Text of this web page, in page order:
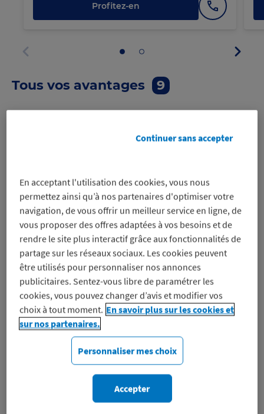
Profitez-en
Afficher
le
Aller
1
Aller
2
Tous vos avantages 9
Code promo
ELIDE FIRE®
-25% sur la boule
d’extinction
automatique d’incendie
Code promo
Les Gentlemen
du
Déménagement
-12% sur les
déménagements
Code promo Code promo
AlloVoisins
-10%
En acceptant l'utilisation des cookies, vous nous
permettez ainsi qu’à nos partenaires d'optimiser votre
navigation, de vous offrir un meilleur service en ligne, de
vous proposer des offres adaptées à vos besoins et de
rendre le site plus interactif grâce aux fonctionnalités de
partage sur les réseaux sociaux. Les cookies peuvent
être utilisés pour personnaliser nos annonces
publicitaires. Sentez-vous libre de paramétrer les
cookies, vous pouvez changer d’avis et modifier vos
choix à tout moment. En savoir plus sur les cookies et
sur nos partenaires.
Personnaliser mes choix
Continuer sans accepter
Accepter